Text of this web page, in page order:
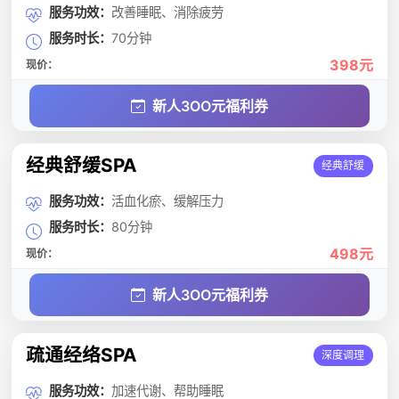
服务功效： 改善睡眠、消除疲劳
服务时长： 70分钟
现价： 398元
新人3OO元福利券
经典舒缓SPA 经典舒缓
服务功效： 活血化瘀、缓解压力
服务时长： 80分钟
现价： 498元
新人3OO元福利券
疏通经络SPA 深度调理
服务功效： 加速代谢、帮助睡眠